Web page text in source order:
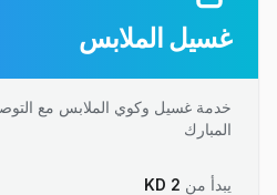
غسيل الملابس
خدمة غسيل وكوي الملابس مع
المبارك
يبدأ من KD 2